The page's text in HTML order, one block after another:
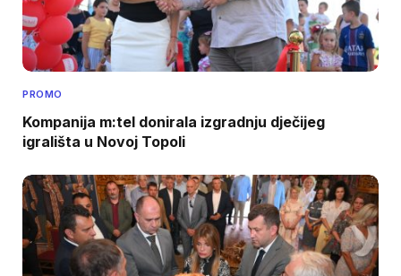
PROMO
Kompanija m:tel donirala izgradnju dječijeg
igrališta u Novoj Topoli